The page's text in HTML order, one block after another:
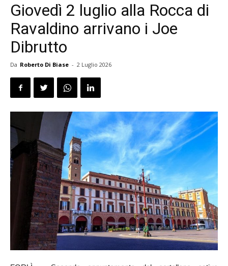
Giovedì 2 luglio alla Rocca di
Ravaldino arrivano i Joe
Dibrutto
Da Roberto Di Biase - 2 Luglio 2026